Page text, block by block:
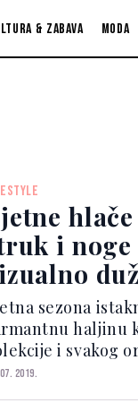
& zabava Moda
i noge
sezona
haljinu
i svakog
koje ćemo
2019.